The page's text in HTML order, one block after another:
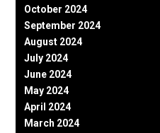
October 2024
September 2024
August 2024
July 2024
June 2024
May 2024
April 2024
March 2024